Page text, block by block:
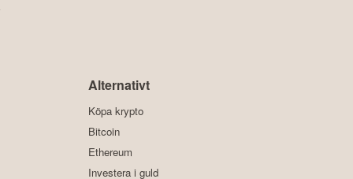
Alternativt
Köpa krypto
Bitcoin
Ethereum
Investera i guld